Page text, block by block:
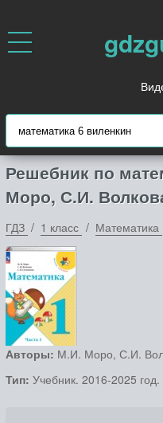
Решебник по
Моро, С.И.
ГДЗ 1 класс Математика
Авторы: М.И. Моро, С.И.
Тип: Учебник. 2016-2025 год.